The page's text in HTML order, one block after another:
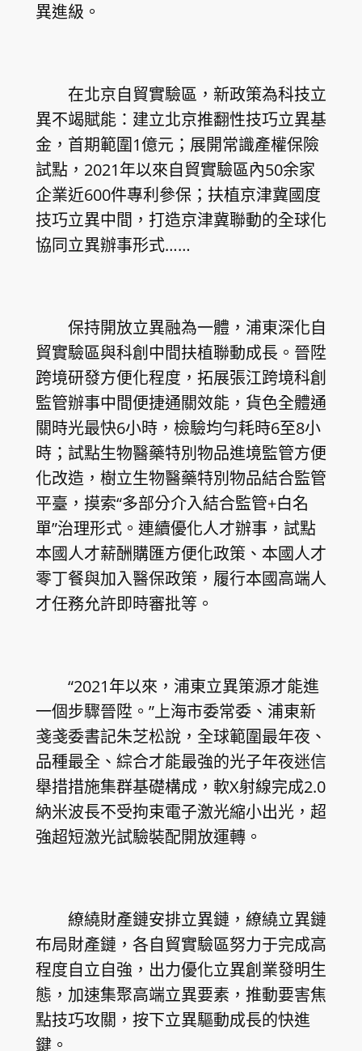
異進級。
在北京自貿實驗區，新政策為科技立
異不竭賦能：建立北京推翻性技巧立異基
金，首期範圍1億元；展開常識產權保險
試點，2021年以來自貿實驗區內50余家
企業近600件專利參保；扶植京津冀國度
技巧立異中間，打造京津冀聯動的全球化
協同立異辦事形式……
保持開放立異融為一體，浦東深化自
貿實驗區與科創中間扶植聯動成長。晉陞
跨境研發方便化程度，拓展張江跨境科創
監管辦事中間便捷通關效能，貨色全體通
關時光最快6小時，檢驗均勻耗時6至8小
時；試點生物醫藥特別物品進境監管方便
化改造，樹立生物醫藥特別物品結合監管
平臺，摸索“多部分介入結合監管+白名
單”治理形式。連續優化人才辦事，試點
本國人才薪酬購匯方便化政策、本國人才
零丁餐與加入醫保政策，履行本國高端人
才任務允許即時審批等。
“2021年以來，浦東立異策源才能進
一個步驟晉陞。”上海市委常委、浦東新
戔戔委書記朱芝松說，全球範圍最年夜、
品種最全、綜合才能最強的光子年夜迷信
舉措措施集群基礎構成，軟X射線完成2.0
納米波長不受拘束電子激光縮小出光，超
強超短激光試驗裝配開放運轉。
繚繞財產鏈安排立異鏈，繚繞立異鏈
布局財產鏈，各自貿實驗區努力于完成高
程度自立自強，出力優化立異創業發明生
態，加速集聚高端立異要素，推動要害焦
點技巧攻關，按下立異驅動成長的快進
鍵。